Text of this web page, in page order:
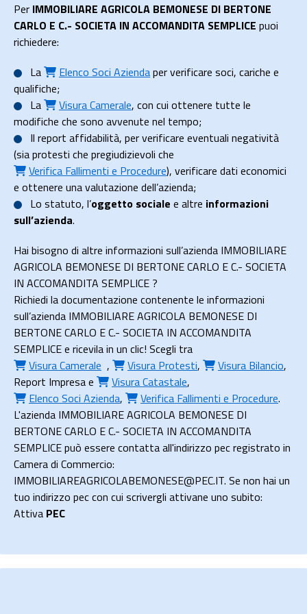
Per IMMOBILIARE AGRICOLA BEMONESE DI BERTONE
CARLO E C.- SOCIETA IN ACCOMANDITA SEMPLICE puoi
richiedere:
La
Elenco Soci Aziendaper verificare soci, cariche e
qualifiche;
La
Visura Camerale, con cui ottenere tutte le
modifiche che sono avvenute nel tempo;
Il report affidabilità, per verificare eventuali negatività
(sia protesti che pregiudizievoli che
Verifica Fallimenti e Procedure), verificare dati economici
e ottenere una valutazione dell’azienda;
Lo statuto, l’oggetto sociale e altre informazioni
sull’azienda.
Hai bisogno di altre informazioni sull’azienda IMMOBILIARE
AGRICOLA BEMONESE DI BERTONE CARLO E C.- SOCIETA
IN ACCOMANDITA SEMPLICE ?
Richiedi la documentazione contenente le informazioni
sull’azienda IMMOBILIARE AGRICOLA BEMONESE DI
BERTONE CARLO E C.- SOCIETA IN ACCOMANDITA
SEMPLICE e ricevila in un clic! Scegli tra
Visura Camerale , Visura Protesti, Visura Bilancio,
Report Impresae Visura Catastale,
Elenco Soci Azienda, Verifica Fallimenti e Procedure.
L'azienda IMMOBILIARE AGRICOLA BEMONESE DI
BERTONE CARLO E C.- SOCIETA IN ACCOMANDITA
SEMPLICE può essere contatta all'indirizzo pec registrato in
Camera di Commercio:
IMMOBILIAREAGRICOLABEMONESE@PEC.IT. Se non hai un
tuo indirizzo pec con cui scrivergli attivane uno subito:
Attiva PEC